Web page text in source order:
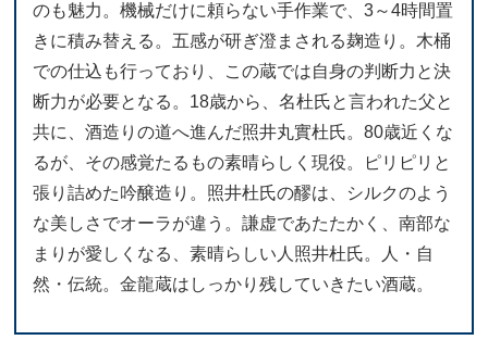
のも魅力。機械だけに頼らない手作業で、3～4時間置
きに積み替える。五感が研ぎ澄まされる麹造り。木桶
での仕込も行っており、この蔵では自身の判断力と決
断力が必要となる。18歳から、名杜氏と言われた父と
共に、酒造りの道へ進んだ照井丸實杜氏。80歳近くな
るが、その感覚たるもの素晴らしく現役。ピリピリと
張り詰めた吟醸造り。照井杜氏の醪は、シルクのよう
な美しさでオーラが違う。謙虚であたたかく、南部な
まりが愛しくなる、素晴らしい人照井杜氏。人・自
然・伝統。金龍蔵はしっかり残していきたい酒蔵。